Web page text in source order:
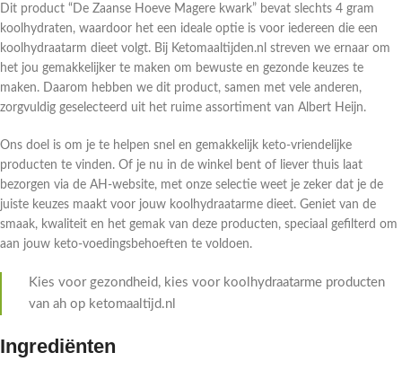
Dit product “De Zaanse Hoeve Magere kwark” bevat slechts 4 gram
koolhydraten, waardoor het een ideale optie is voor iedereen die een
koolhydraatarm dieet volgt. Bij Ketomaaltijden.nl streven we ernaar om
het jou gemakkelijker te maken om bewuste en gezonde keuzes te
maken. Daarom hebben we dit product, samen met vele anderen,
zorgvuldig geselecteerd uit het ruime assortiment van Albert Heijn.
Ons doel is om je te helpen snel en gemakkelijk keto-vriendelijke
producten te vinden. Of je nu in de winkel bent of liever thuis laat
bezorgen via de AH-website, met onze selectie weet je zeker dat je de
juiste keuzes maakt voor jouw koolhydraatarme dieet. Geniet van de
smaak, kwaliteit en het gemak van deze producten, speciaal gefilterd om
aan jouw keto-voedingsbehoeften te voldoen.
Kies voor gezondheid, kies voor koolhydraatarme producten
van ah op ketomaaltijd.nl
Ingrediënten